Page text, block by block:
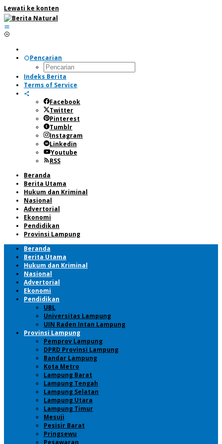
Lewati ke konten
Pencarian
Indeks Berita
Terms of Service
Facebook
Twitter
Pinterest
Tumblr
Instagram
Linkedin
Youtube
RSS
Beranda
Berita Utama
Hukum dan Kriminal
Nasional
Advertorial
Ekonomi
Pendidikan
Provinsi Lampung
Beranda
Berita Utama
Hukum dan Kriminal
Nasional
Advertorial
Ekonomi
Pendidikan
UBL
Universitas Lampung
UIN Raden Intan Lampung
Provinsi Lampung
Pemprov Lampung
DPRD Provinsi Lampung
Bandar Lampung
Kota Metro
Lampung Barat
Lampung Tengah
Lampung Selatan
Lampung Utara
Lampung Timur
Mesuji
Pesisir Barat
Pringsewu
Pesawaran